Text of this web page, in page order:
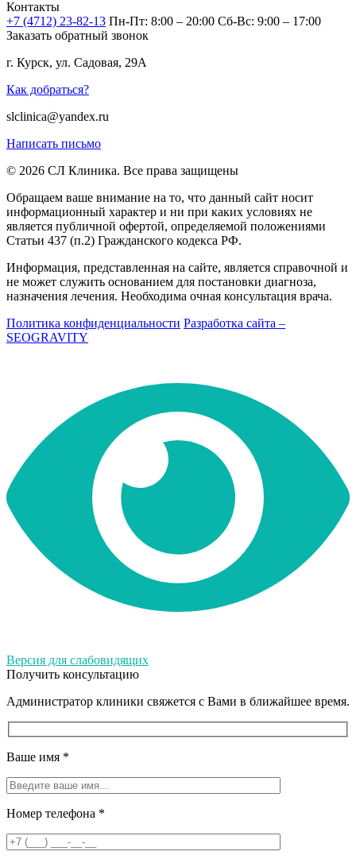
Контакты
+7 (4712) 23-82-13 Пн-Пт: 8:00 – 20:00 Сб-Вс: 9:00 – 17:00
Заказать обратный звонок
г. Курск, ул. Садовая, 29А
Как добраться?
slclinica@yandex.ru
Написать письмо
© 2026 СЛ Клиника. Все права защищены
Обращаем ваше внимание на то, что данный сайт носит
информационный характер и ни при каких условиях не
является публичной офертой, определяемой положениями
Статьи 437 (п.2) Гражданского кодекса РФ.
Информация, представленная на сайте, является справочной и
не может служить основанием для постановки диагноза,
назначения лечения. Необходима очная консультация врача.
Политика конфиденциальности Разработка сайта –
SEOGRAVITY
Версия для слабовидящих
Получить консультацию
Администратор клиники свяжется с Вами в ближайшее время.
Ваше имя *
Номер телефона *